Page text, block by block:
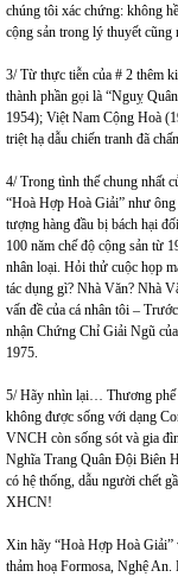
chúng tôi xác chứng: không
cộng sản trong lý thuyết cũng
3/ Từ thực tiễn của # 2 thêm
thành phần gọi là “Nguỵ
1954); Việt Nam Cộng Hoà
triệt hạ dẫu chiến tranh đã
4/ Trong tình thế chung nhất
“Hoà Hợp Hoà Giải” như
tượng hàng đầu bị bách hại
100 năm chế độ cộng sản từ
nhân loại. Hỏi thử cuộc họp
tác dụng gì? Nhà Văn? Nhà
vấn đề của cá nhân tôi –
nhận Chứng Chỉ Giải Ngũ
1975.
5/ Hãy nhìn lại… Thương phế
không được sống với dạng
VNCH còn sống sót và gia
Nghĩa Trang Quân Đội Biên
có hệ thống, dẫu người chết
XHCN!
Xin hãy “Hoà Hợp Hoà
thảm hoạ Formosa, Nghệ